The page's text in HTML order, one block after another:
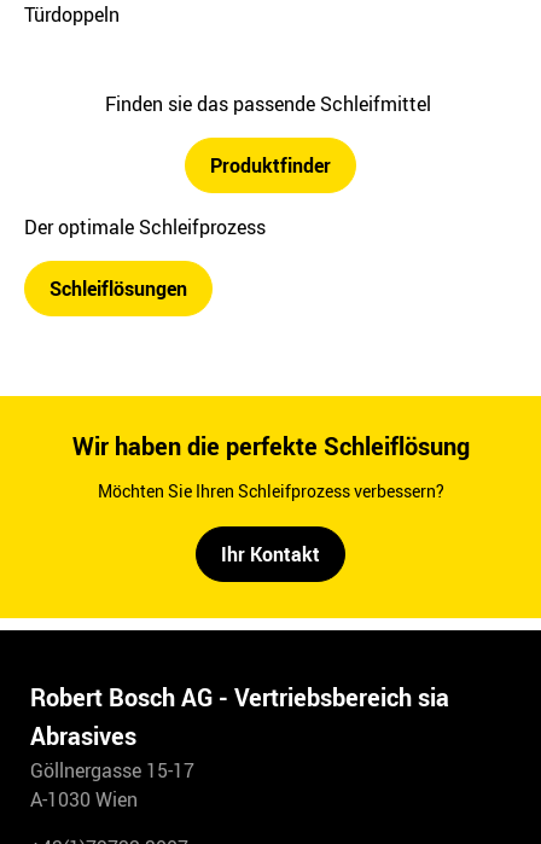
Türdoppeln
Finden sie das passende Schleifmittel
Produktfinder
Der optimale Schleifprozess
Schleiflösungen
Wir haben die perfekte Schleiflösung
Möchten Sie Ihren Schleifprozess verbessern?
Ihr Kontakt
Robert Bosch AG - Vertriebsbereich sia
Abrasives
Göllnergasse 15-17
A-1030 Wien